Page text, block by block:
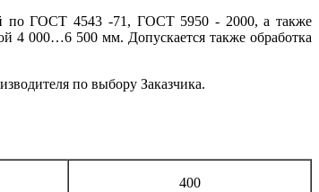
по ГОСТ 4543 -71, ГОСТ 5950 - 2000, а также
4 000…6 500 мм. Допускается также обработка
по выбору Заказчика.
400